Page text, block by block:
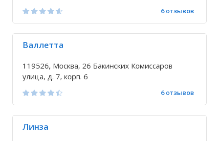
6 отзывов
Валлетта
119526, Москва, 26 Бакинских Комиссаров
улица, д. 7, корп. 6
6 отзывов
Линза